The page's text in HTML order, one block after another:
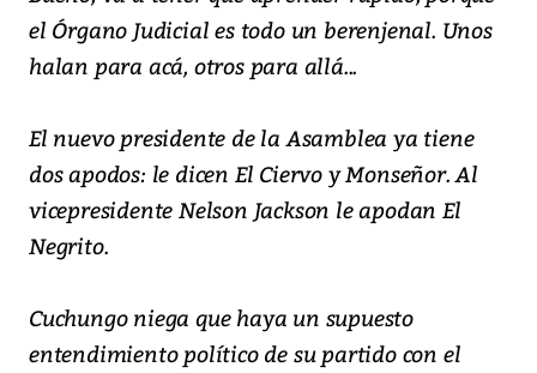
el Órgano Judicial es todo un berenjenal. Unos
halan para acá, otros para allá...
El nuevo presidente de la Asamblea ya tiene
dos apodos: le dicen El Ciervo y Monseñor. Al
vicepresidente Nelson Jackson le apodan El
Negrito.
Cuchungo niega que haya un supuesto
entendimiento político de su partido con el